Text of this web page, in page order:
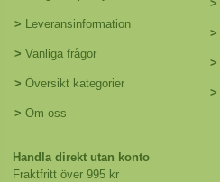
> Leveransinformation
> Vanliga frågor
> Översikt kategorier
> Om oss
>
>
>
>
Handla direkt utan konto
Fraktfritt över 995 kr